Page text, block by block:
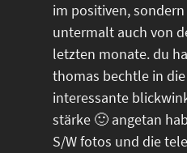
im positiven,
untermalt auch von
letzten monate. du
thomas bechtle in
interessante
stärke 🙂 angetan
S/W fotos und die